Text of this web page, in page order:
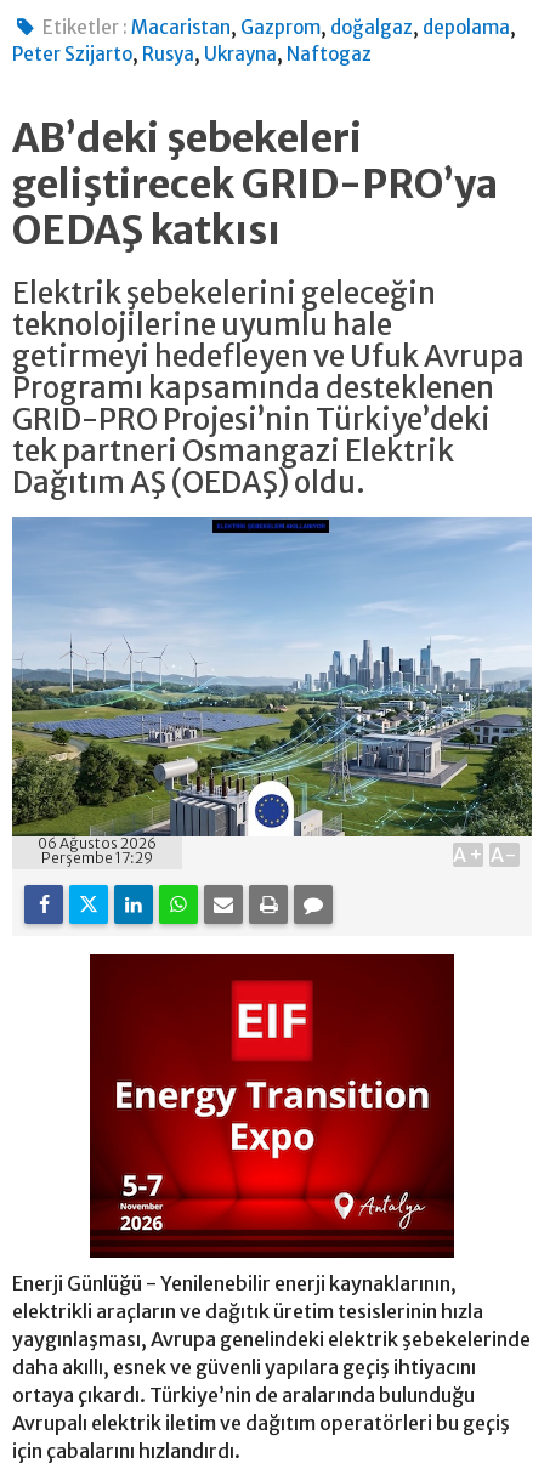
Etiketler : Macaristan, Gazprom, doğalgaz, depolama,
Peter Szijarto, Rusya, Ukrayna, Naftogaz
AB’deki şebekeleri
geliştirecek GRID-PRO’ya
OEDAŞ katkısı
Elektrik şebekelerini geleceğin
teknolojilerine uyumlu hale
getirmeyi hedefleyen ve Ufuk Avrupa
Programı kapsamında desteklenen
GRID-PRO Projesi’nin Türkiye’deki
tek partneri Osmangazi Elektrik
Dağıtım AŞ (OEDAŞ) oldu.
06 Ağustos 2026
Perşembe 17:29
A+ A-
Enerji Günlüğü - Yenilenebilir enerji kaynaklarının,
elektrikli araçların ve dağıtık üretim tesislerinin hızla
yaygınlaşması, Avrupa genelindeki elektrik şebekelerinde
daha akıllı, esnek ve güvenli yapılara geçiş ihtiyacını
ortaya çıkardı. Türkiye’nin de aralarında bulunduğu
Avrupalı elektrik iletim ve dağıtım operatörleri bu geçiş
için çabalarını hızlandırdı.